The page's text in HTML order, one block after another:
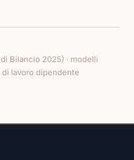
Bilancio 2025) · modelli
lavoro dipendente